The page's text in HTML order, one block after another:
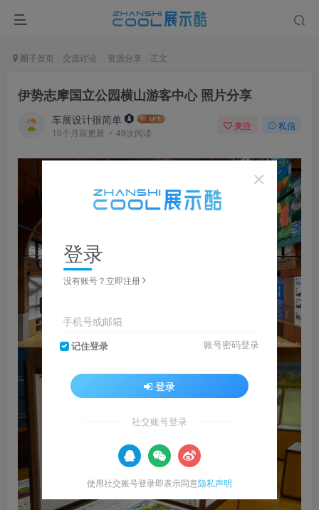
圈子首页 交流讨论 资源分享 正文
伊势志摩国立公园横山游客中心 照片分享
车展设计很简单
10个月前更新 49次阅读
关注 私信
登录
没有账号？立即注册
手机号或邮箱
记住登录 账号密码登录
登录
社交账号登录
使用社交账号登录即表示同意隐私声明